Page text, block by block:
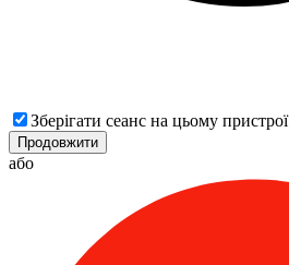
Зберігати сеанс на цьому пристрої
Продовжити
або